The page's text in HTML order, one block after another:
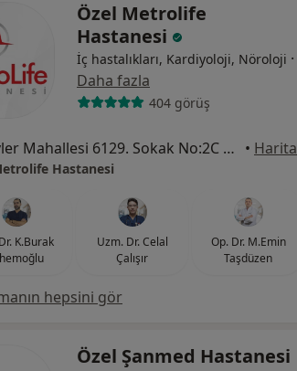
Özel Metrolife
Hastanesi
İç hastalıkları, Kardiyoloji, Nöroloji ·
Daha fazla
404 görüş
Şenevler Mahallesi 6129. Sokak No:2C Karaköprü, Şanlıurfa • Harita
Hastanesi
K.Burak
Uzm. Dr. Celal
Çalışır
Op. Dr. M.Emin
Taşdüzen
hepsini gör
Özel Şanmed Hastanesi